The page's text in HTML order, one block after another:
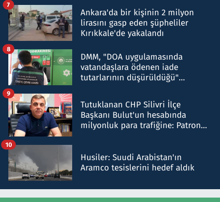
Ankara'da bir kişinin 2 milyon
lirasını gasp eden şüpheliler
Kırıkkale'de yakalandı
7
DMM, "DOA uygulamasında
vatandaşlara ödenen iade
tutarlarının düşürüldüğü"
8
Tutuklanan CHP Silivri İlçe
Başkanı Bulut'un hesabında
milyonluk para trafiğine: Patron
9
Husiler: Suudi Arabistan'ın
Aramco tesislerini hedef aldık
10